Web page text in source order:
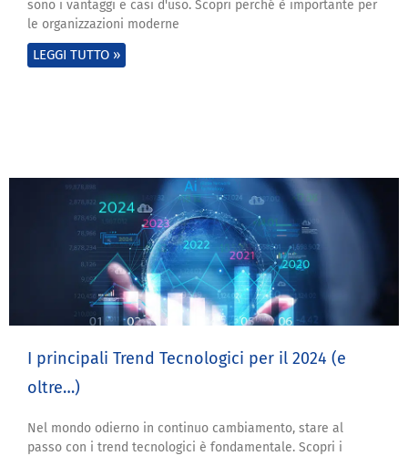
sono i vantaggi e casi d'uso. Scopri perché è importante per
le organizzazioni moderne
LEGGI TUTTO »
I principali Trend Tecnologici per il 2024 (e
oltre…)
Nel mondo odierno in continuo cambiamento, stare al
passo con i trend tecnologici è fondamentale. Scopri i